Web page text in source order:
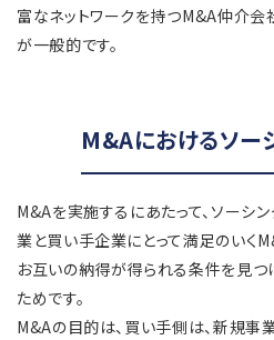
富なネットワークを持つM&A仲介
が一般的です。
M&Aにおけるソー
M&Aを実施するにあたって、ソーシ
業と買い手企業にとって満足のいく
お互いの納得が得られる条件を見
ためです。
M&Aの目的は、買い手側は、新規事